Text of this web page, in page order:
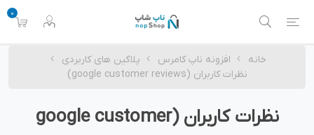
0
خانه افزونه ناپ کامرس
پلاگین های کاربردی
نظرات کاربران (google customer reviews)
نظرات کاربران (google customer